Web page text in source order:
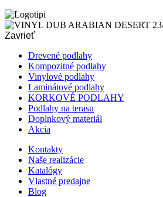
Zavrieť
Drevené podlahy
Kompozitné podlahy
Vinylové podlahy
Laminátové podlahy
KORKOVÉ PODLAHY
Podlahy na terasu
Doplnkový materiál
Akcia
Kontakty
Naše realizácie
Katalógy
Vlastné predajne
Blog